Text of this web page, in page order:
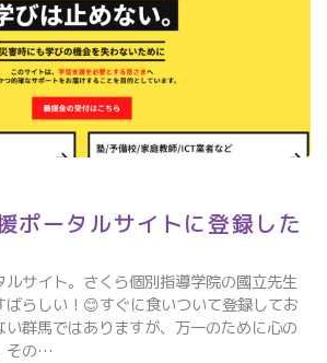
ポータルサイトに登録した
ルサイト。さくら個別指導学院の國立先生
ばらしい！😊すぐに食いついて登録してお
群馬ではありますが、万一のために心の
その…